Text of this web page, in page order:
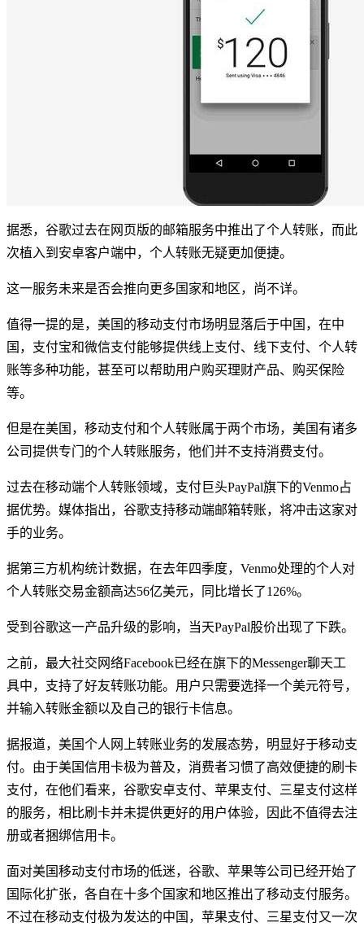
据悉，谷歌过去在网页版的邮箱服务中推出了个人转账，而此
次植入到安卓客户端中，个人转账无疑更加便捷。
这一服务未来是否会推向更多国家和地区，尚不详。
值得一提的是，美国的移动支付市场明显落后于中国，在中
国，支付宝和微信支付能够提供线上支付、线下支付、个人转
账等多种功能，甚至可以帮助用户购买理财产品、购买保险
等。
但是在美国，移动支付和个人转账属于两个市场，美国有诸多
公司提供专门的个人转账服务，他们并不支持消费支付。
过去在移动端个人转账领域，支付巨头PayPal旗下的Venmo占
据优势。媒体指出，谷歌支持移动端邮箱转账，将冲击这家对
手的业务。
据第三方机构统计数据，在去年四季度，Venmo处理的个人对
个人转账交易金额高达56亿美元，同比增长了126%。
受到谷歌这一产品升级的影响，当天PayPal股价出现了下跌。
之前，最大社交网络Facebook已经在旗下的Messenger聊天工
具中，支持了好友转账功能。用户只需要选择一个美元符号，
并输入转账金额以及自己的银行卡信息。
据报道，美国个人网上转账业务的发展态势，明显好于移动支
付。由于美国信用卡极为普及，消费者习惯了高效便捷的刷卡
支付，在他们看来，谷歌安卓支付、苹果支付、三星支付这样
的服务，相比刷卡并未提供更好的用户体验，因此不值得去注
册或者捆绑信用卡。
面对美国移动支付市场的低迷，谷歌、苹果等公司已经开始了
国际化扩张，各自在十多个国家和地区推出了移动支付服务。
不过在移动支付极为发达的中国，苹果支付、三星支付又一次